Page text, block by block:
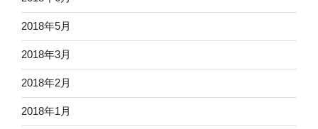
2018年5月
2018年3月
2018年2月
2018年1月